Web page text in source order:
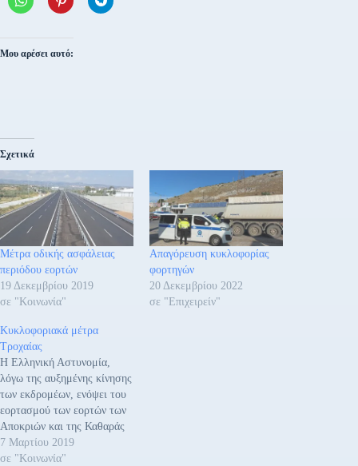
Μου αρέσει αυτό:
Σχετικά
Μέτρα οδικής ασφάλειας
περιόδου εορτών
19 Δεκεμβρίου 2019
σε "Κοινωνία"
Απαγόρευση κυκλοφορίας
φορτηγών
20 Δεκεμβρίου 2022
σε "Επιχειρείν"
Κυκλοφοριακά μέτρα
Τροχαίας
Η Ελληνική Αστυνομία,
λόγω της αυξημένης κίνησης
των εκδρομέων, ενόψει του
εορτασμού των εορτών των
Αποκριών και της Καθαράς
Δευτέρας, λαμβάνει
αυξημένα μέτρα Τροχαίας,
7 Μαρτίου 2019
σε "Κοινωνία"